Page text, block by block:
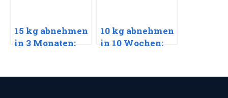
15 kg abnehmen
in 3 Monaten:
Leitfaden für
10 kg abnehmen
in 10 Wochen:
Leitfaden für